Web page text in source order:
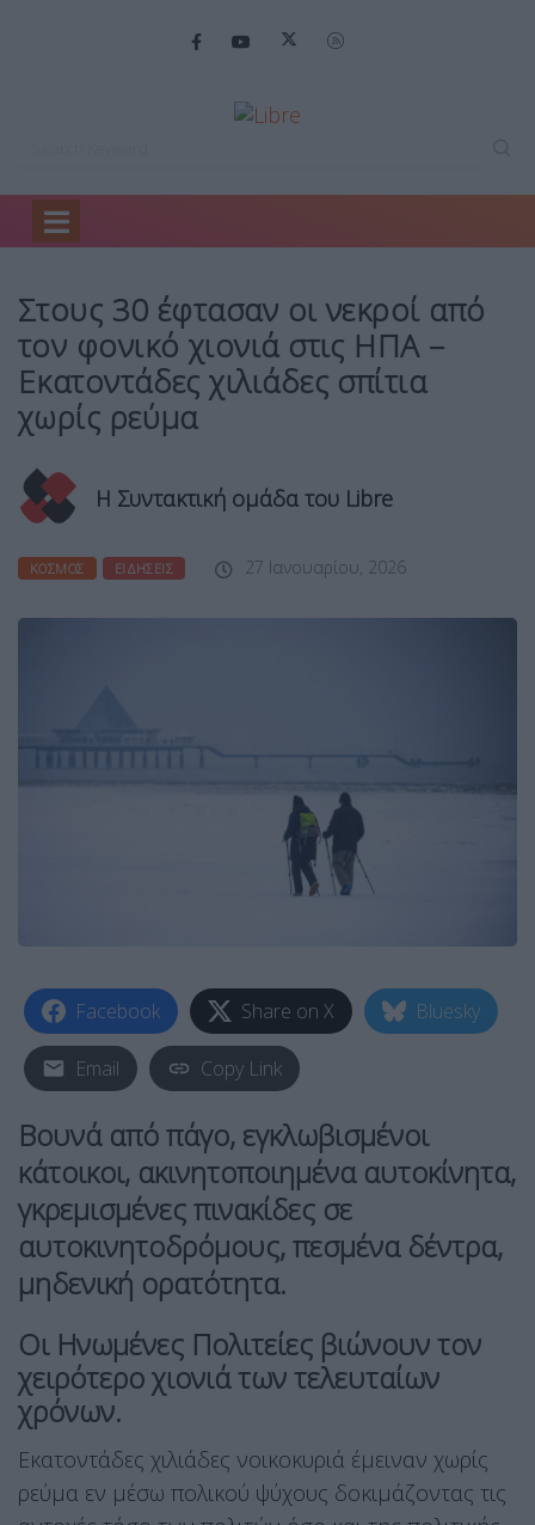
Home
Στους 30 έφτασαν οι νεκροί από
τον φονικό χιονιά στις ΗΠΑ –
Εκατοντάδες χιλιάδες σπίτια
χωρίς ρεύμα
Η Συντακτική ομάδα του Libre
ΚΌΣΜΟΣ ΕΙΔΉΣΕΙΣ 27 Ιανουαρίου, 2026
Facebook Share on X Bluesky
Email Copy Link
Βουνά από πάγο, εγκλωβισμένοι
κάτοικοι, ακινητοποιημένα αυτοκίνητα,
γκρεμισμένες πινακίδες σε
αυτοκινητοδρόμους, πεσμένα δέντρα,
μηδενική ορατότητα.
ΟιΗνωμένες Πολιτείες βιώνουν τον
χειρότερο χιονιά των τελευταίων
χρόνων.
Εκατοντάδες χιλιάδες νοικοκυριά έμειναν χωρίς
ρεύμα εν μέσω πολικού ψύχους δοκιμάζοντας τις